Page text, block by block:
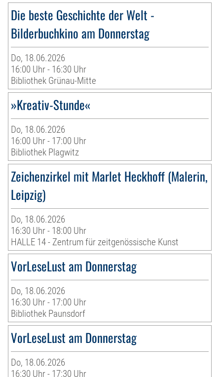
Die beste Geschichte der Welt -
Bilderbuchkino am Donnerstag
Do, 18.06.2026
16:00 Uhr - 16:30 Uhr
Bibliothek Grünau-Mitte
»Kreativ-Stunde«
Do, 18.06.2026
16:00 Uhr - 17:00 Uhr
Bibliothek Plagwitz
Zeichenzirkel mit Marlet Heckhoff (Malerin,
Leipzig)
Do, 18.06.2026
16:30 Uhr - 18:00 Uhr
HALLE 14 - Zentrum für zeitgenössische Kunst
VorLeseLust am Donnerstag
Do, 18.06.2026
16:30 Uhr - 17:00 Uhr
Bibliothek Paunsdorf
VorLeseLust am Donnerstag
Do, 18.06.2026
16:30 Uhr - 17:30 Uhr